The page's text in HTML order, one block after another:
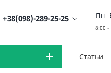
+38(098)-289-25-25 Пн
Статьи